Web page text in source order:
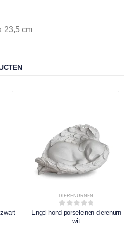
23,5 cm
DIERENURNEN
0 out of 5
Engel hond porseleinen dierenurn
wit